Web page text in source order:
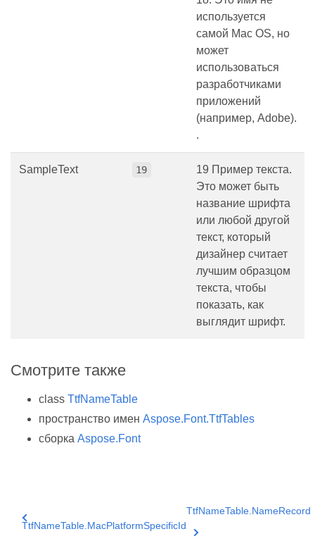
используется
самой Mac OS, но
может
использоваться
разработчиками
приложений
(например, Adobe).
.
SampleText 19
19 Пример текста.
Это может быть
название шрифта
или любой другой
текст, который
дизайнер считает
лучшим образцом
текста, чтобы
показать, как
выглядит шрифт.
Смотрите также
class TtfNameTable
пространство имен Aspose.Font.TtfTables
сборка Aspose.Font
TtfNameTable.MacPlatformSpecificId
TtfNameTable.NameRecord